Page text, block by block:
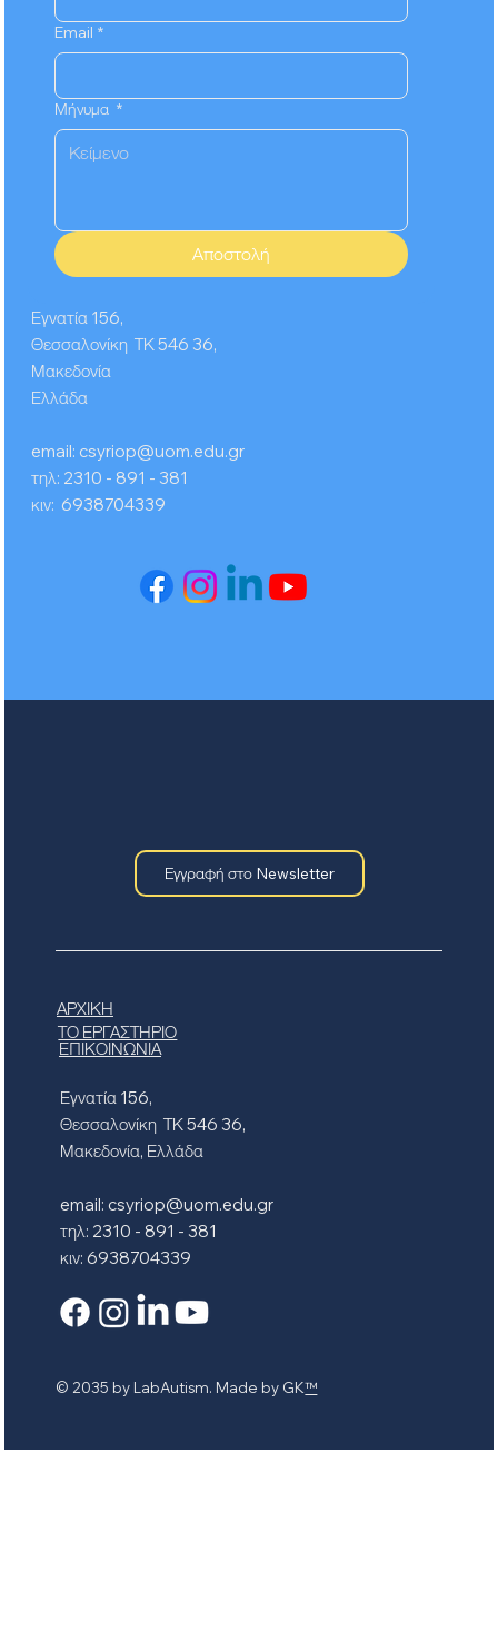
Email *
Μήνυμα *
Αποστολή
Εγνατία 156,
Θεσσαλονίκη ΤΚ 546 36,
Μακεδονία
Ελλάδα
email: csyriop@uom.edu.gr
τηλ: 2310 - 891 - 381
κιν: 6938704339
Εγγραφή στο Newsletter
Εγνατία 156,
Θεσσαλονίκη ΤΚ 546 36,
Μακεδονία, Ελλάδα
email:csyriop@uom.edu.gr
τηλ: 2310 - 891 - 381
κιν: 6938704339
ΑΡΧΙΚΗ
ΤΟ ΕΡΓΑΣΤΗΡΙΟ
ΕΠΙΚΟΙΝΩΝΙΑ
© 2035 by LabAutism. Made by GK™